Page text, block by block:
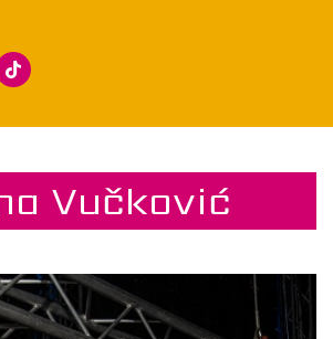
Vučković